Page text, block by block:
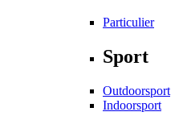
Particulier
Sport
Outdoorsport
Indoorsport